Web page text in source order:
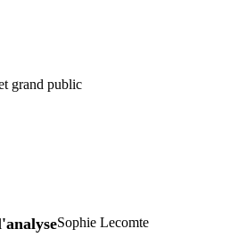
grand public
Sophie Lecomte